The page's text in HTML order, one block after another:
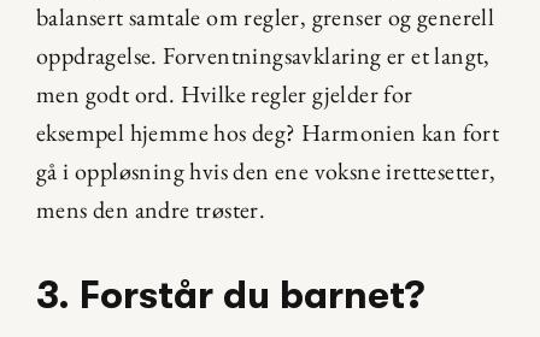
balansert samtale om regler, grenser og generell
oppdragelse. Forventningsavklaring er et langt,
men godt ord. Hvilke regler gjelder for
eksempel hjemme hos deg? Harmonien kan fort
gå i oppløsning hvis den ene voksne irettesetter,
mens den andre trøster.
3. Forstår du barnet?